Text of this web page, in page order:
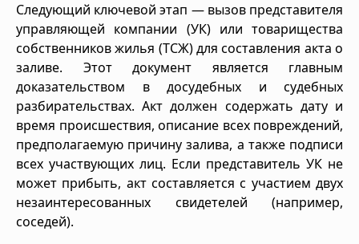
Следующий ключевой этап — вызов представителя
управляющей компании (УК) или товарищества
собственников жилья (ТСЖ) для составления акта о
заливе. Этот документ является главным
доказательством в досудебных и судебных
разбирательствах. Акт должен содержать дату и
время происшествия, описание всех повреждений,
предполагаемую причину залива, а также подписи
всех участвующих лиц. Если представитель УК не
может прибыть, акт составляется с участием двух
незаинтересованных свидетелей (например,
соседей).